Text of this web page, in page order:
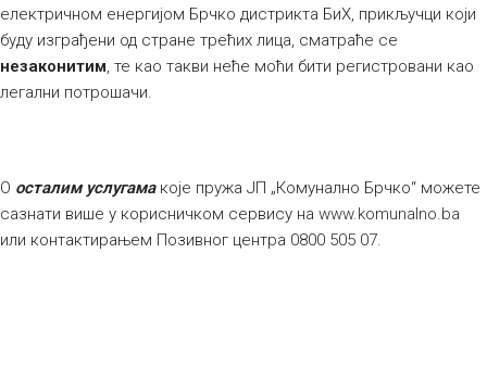
електричном енергијом Брчко дистрикта БиХ, прикључци који
буду изграђени од стране трећих лица, сматраће се
незаконитим, те као такви неће моћи бити регистровани као
легални потрошачи.
О осталим услугамакоје пружа ЈП „Комунално Брчко“ можете
сазнати више у корисничком сервису на www.komunalno.ba
или контактирањем Позивног центра 0800 505 07.